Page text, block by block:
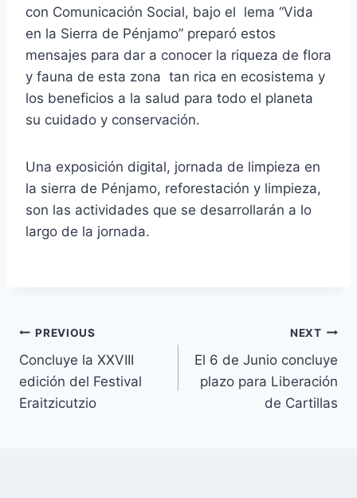
con Comunicación Social, bajo el lema “Vida
en la Sierra de Pénjamo” preparó estos
mensajes para dar a conocer la riqueza de flora
y fauna de esta zona tan rica en ecosistema y
los beneficios a la salud para todo el planeta
su cuidado y conservación.
Una exposición digital, jornada de limpieza en
la sierra de Pénjamo, reforestación y limpieza,
son las actividades que se desarrollarán a lo
largo de la jornada.
PREVIOUS
Concluye la XXVIII
edición del Festival
Eraitzicutzio
NEXT
El 6 de Junio concluye
plazo para Liberación
de Cartillas